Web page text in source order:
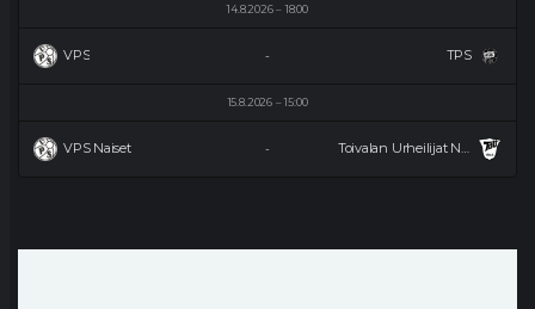
14.8.2026 18:00
VPS TPS
-
15.8.2026 15:00
VPS Naiset Toivalan Urheilijat Naiset
-